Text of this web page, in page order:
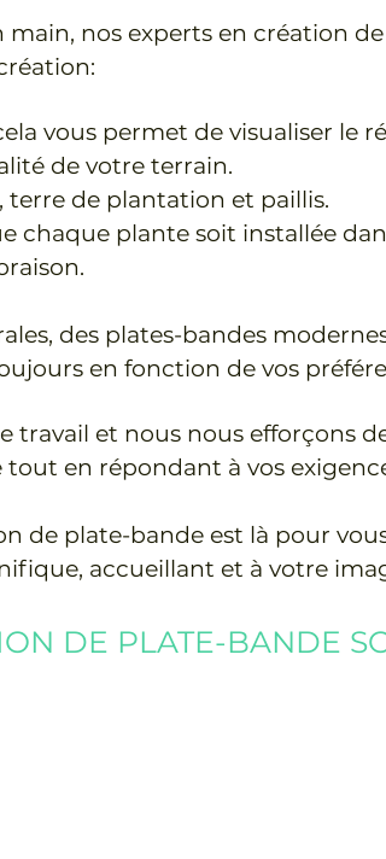
nos experts en création
vous permet de visualiser le
de votre terrain.
terre de plantation et paillis.
chaque plante soit installée
des plates-bandes
en fonction de vos
travail et nous nous efforçons
en répondant à vos
de plate-bande est là pour
accueillant et à votre
DE PLATE-BANDE